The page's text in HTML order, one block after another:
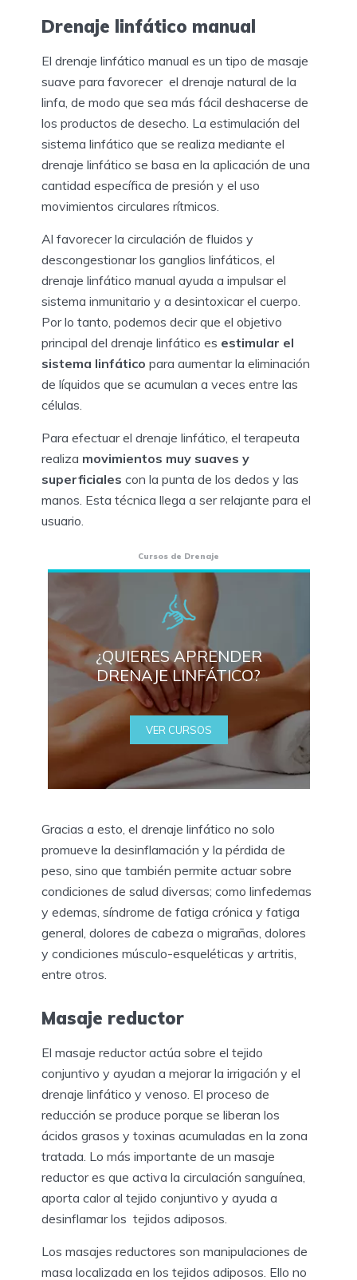
Drenaje linfático manual
El drenaje linfático manual es un tipo de masaje
suave para favorecer el drenaje natural de la
linfa, de modo que sea más fácil deshacerse de
los productos de desecho. La estimulación del
sistema linfático que se realiza mediante el
drenaje linfático se basa en la aplicación de una
cantidad específica de presión y el uso
movimientos circulares rítmicos.
Al favorecer la circulación de fluidos y
descongestionar los ganglios linfáticos, el
drenaje linfático manual ayuda a impulsar el
sistema inmunitario y a desintoxicar el cuerpo.
Por lo tanto, podemos decir que el objetivo
principal del drenaje linfático es estimular el
sistema linfático para aumentar la eliminación
de líquidos que se acumulan a veces entre las
células.
Para efectuar el drenaje linfático, el terapeuta
realiza movimientos muy suaves y
superficiales con la punta de los dedos y las
manos. Esta técnica llega a ser relajante para el
usuario.
Cursos de Drenaje
¿QUIERES APRENDER
DRENAJE LINFÁTICO?
VER CURSOS
Gracias a esto, el drenaje linfático no solo
promueve la desinflamación y la pérdida de
peso, sino que también permite actuar sobre
condiciones de salud diversas; como linfedemas
y edemas, síndrome de fatiga crónica y fatiga
general, dolores de cabeza o migrañas, dolores
y condiciones músculo-esqueléticas y artritis,
entre otros.
Masaje reductor
El masaje reductor actúa sobre el tejido
conjuntivo y ayudan a mejorar la irrigación y el
drenaje linfático y venoso. El proceso de
reducción se produce porque se liberan los
ácidos grasos y toxinas acumuladas en la zona
tratada. Lo más importante de un masaje
reductor es que activa la circulación sanguínea,
aporta calor al tejido conjuntivo y ayuda a
desinflamar los tejidos adiposos.
Los masajes reductores son manipulaciones de
masa localizada en los tejidos adiposos. Ello no